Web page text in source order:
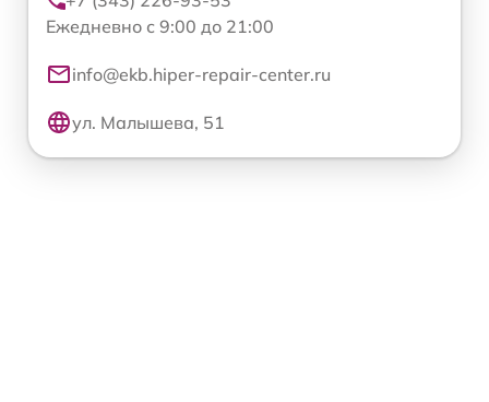
Ежедневно с 9:00 до 21:00
info@ekb.hiper-repair-center.ru
ул. Малышева, 51